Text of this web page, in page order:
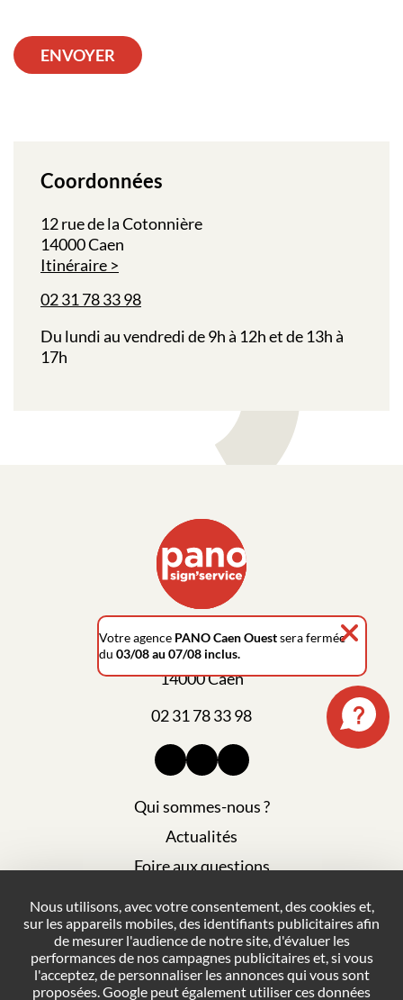
ENVOYER
Coordonnées
12 rue de la Cotonnière
14000 Caen
Itinéraire
02 31 78 33 98
Du lundi au vendredi de 9h à 12h et de 13h à
17h
12 rue de la Cotonnière
14000 Caen
02 31 78 33 98
Qui sommes-nous ?
Actualités
Foire aux questions
Plan du site
Politique de confidentialité
Conditions générales de vente
Votre agence PANO Caen Ouestsera fermée
du 03/08 au 07/08 inclus.
Nous utilisons, avec votre consentement, des cookies et,
sur les appareils mobiles, des identifiants publicitaires afin
de mesurer l'audience de notre site, d'évaluer les
performances de nos campagnes publicitaires et, si vous
l'acceptez, de personnaliser les annonces qui vous sont
proposées. Google peut également utiliser ces données